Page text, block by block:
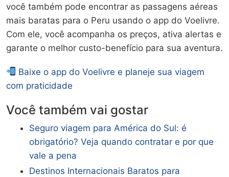
você também pode encontrar as passagens aéreas
mais baratas para o Peru usando o app do Voelivre.
Com ele, você acompanha os preços, ativa alertas e
garante o melhor custo-benefício para sua aventura.
Baixe o app do Voelivre e planeje sua viagem
com praticidade
Você também vai gostar
Seguro viagem para América do Sul: é
obrigatório? Veja quando contratar e por que
vale a pena
Destinos Internacionais Baratos para